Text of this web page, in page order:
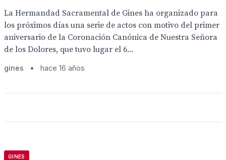
La Hermandad Sacramental de Gines ha organizado para
los próximos días una serie de actos con motivo del primer
aniversario de la Coronación Canónica de Nuestra Señora
de los Dolores, que tuvo lugar el 6...
gines • hace 16 años
GINES